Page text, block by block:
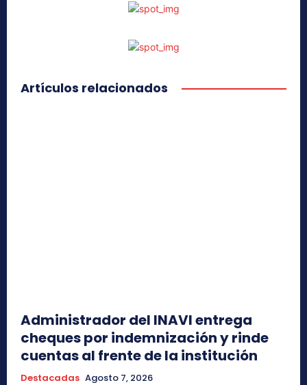
Artículos relacionados
Administrador del INAVI entrega
cheques por indemnización y rinde
cuentas al frente de la institución
Destacadas Agosto 7, 2026